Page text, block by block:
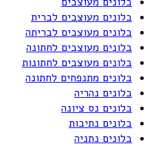
בלונים מעוצבים לברית
בלונים מעוצבים לבריתה
בלונים מעוצבים לחתונה
בלונים מעוצבים לחתונות
בלונים מתנפחים לחתונה
בלונים נהריה
בלונים נס ציונה
בלונים נתיבות
בלונים נתניה